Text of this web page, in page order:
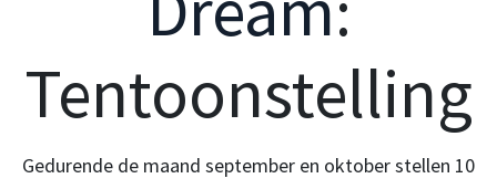
Tentoonstelling
Gedurende de maand september en oktober stellen 10